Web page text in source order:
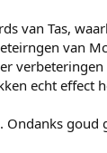
van Tas,
van
echt effect